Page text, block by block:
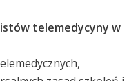
telemedycyny w